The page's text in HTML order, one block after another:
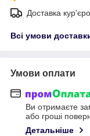
Доставка
Всі умови
Умови оплати
Ви отримаєте
або гроші
Детальніше